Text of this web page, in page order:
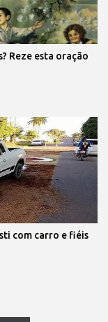
Reze esta oração
com carro e fiéis